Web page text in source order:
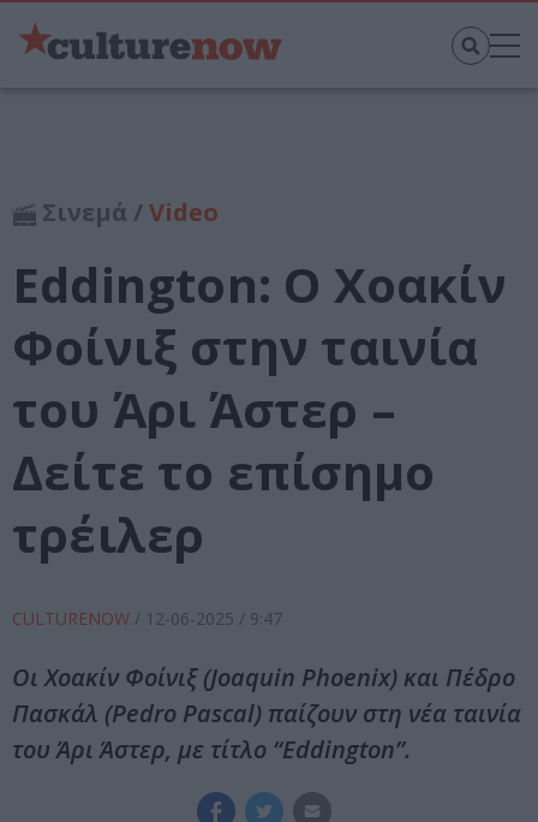
Σινεμά /Video
Eddington: Ο Χοακίν
Φοίνιξ στην ταινία
του Άρι Άστερ –
Δείτε το επίσημο
τρέιλερ
CULTURENOW / 12-06-2025 / 9:47
Οι Χοακίν Φοίνιξ (Joaquin Phoenix) και Πέδρο
Πασκάλ (Pedro Pascal) παίζουν στη νέα ταινία
του Άρι Άστερ, με τίτλο “Eddington”.